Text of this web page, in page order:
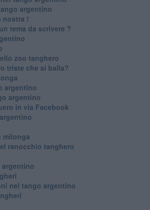
argentino
nostra !
tema da scrivere ?
zoo tanghero
triste che si balla?
argentino
argentino
in via Facebook
milonga
ranocchio tanghero
nel tango argentino